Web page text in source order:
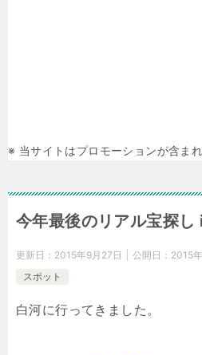
※ 当サイトはプロモーションが含まれ
今年最後のリアル宝探し
更新日： 2015年9月27日 公開日： 2015
スポット
白河に行ってきました。